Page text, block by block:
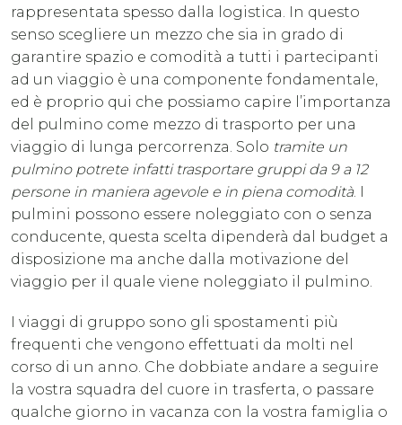
rappresentata spesso dalla logistica. In questo
senso scegliere un mezzo che sia in grado di
garantire spazio e comodità a tutti i partecipanti
ad un viaggio è una componente fondamentale,
ed è proprio qui che possiamo capire l’importanza
del pulmino come mezzo di trasporto per una
viaggio di lunga percorrenza. Solo tramite un
pulmino potrete infatti trasportare gruppi da 9 a 12
persone in maniera agevole e in piena comodità. I
pulmini possono essere noleggiato con o senza
conducente, questa scelta dipenderà dal budget a
disposizione ma anche dalla motivazione del
viaggio per il quale viene noleggiato il pulmino.
I viaggi di gruppo sono gli spostamenti più
frequenti che vengono effettuati da molti nel
corso di un anno. Che dobbiate andare a seguire
la vostra squadra del cuore in trasferta, o passare
qualche giorno in vacanza con la vostra famiglia o